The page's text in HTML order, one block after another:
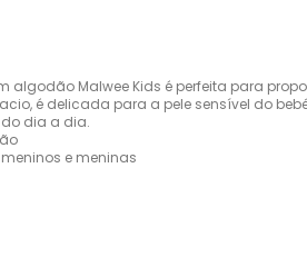
algodão Malwee Kids é perfeita para
é delicada para a pele sensível do
dia a dia.
meninos e meninas